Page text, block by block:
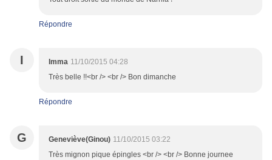
Répondre
I Imma 11/10/2015 04:28
Très belle !!<br /> <br /> Bon dimanche
Répondre
G Geneviève(Ginou) 11/10/2015 03:22
Très mignon pique épingles <br /> <br /> Bonne journee